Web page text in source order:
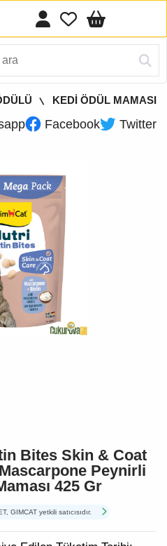
KEDİ ÖDÜL MAMASI
Facebook Twitter
Bites Skin & Coat
Peynirli
425 Gr
GIMCAT yetkili satıcısıdır.